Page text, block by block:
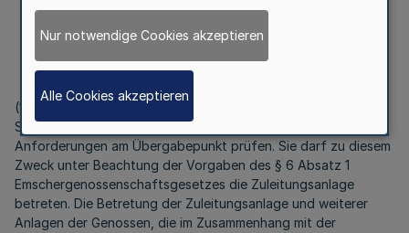
Überwachungs- und Prüfberechtigung
(1) Die Genossenschaft kann die Einhaltung der in dieser
Satzung genannten und in Bezug genommenen
Anforderungen am Übergabepunkt prüfen. Sie darf zu diesem
Zweck unter Beachtung der Vorgaben des § 6 Absatz 1
Emschergenossenschaftsgesetzes die Zuleitungsanlage
betreten. Die Betretung der Zuleitungsanlage und weiterer
Anlagen der Genossen, die im Zusammenhang mit der
Nur notwendige Cookies akzeptieren
Alle Cookies akzeptieren